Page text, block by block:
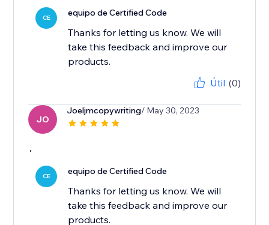
CE equipo de Certified Code
Thanks for letting us know. We will
take this feedback and improve our
products.
Útil (0)
JO
Joeljmcopywriting/ May 30, 2023
.
CE equipo de Certified Code
Thanks for letting us know. We will
take this feedback and improve our
products.